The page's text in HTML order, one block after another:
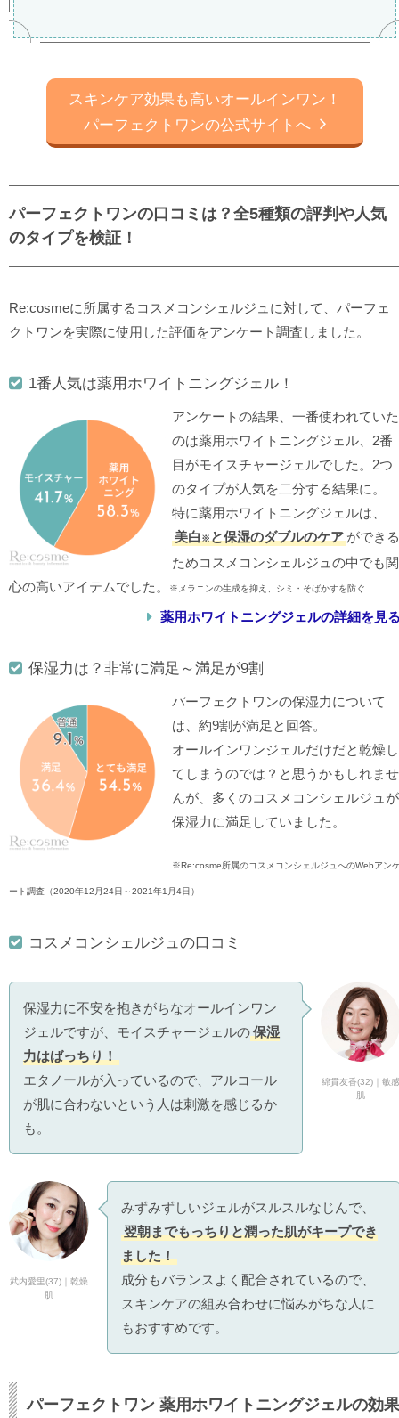
スキンケア効果も高いオールインワン！
パーフェクトワンの公式サイトへ
パーフェクトワンの口コミは？全5種類の評判や人気
のタイプを検証！
Re:cosmeに所属するコスメコンシェルジュに対して、パーフェ
クトワンを実際に使用した評価をアンケート調査しました。
1番人気は薬用ホワイトニングジェル！
アンケートの結果、一番使われていた
のは薬用ホワイトニングジェル、2番
目がモイスチャージェルでした。2つ
のタイプが人気を二分する結果に。
特に薬用ホワイトニングジェルは、
美白 ※ と保湿のダブルのケア ができる
ためコスメコンシェルジュの中でも関
心の高いアイテムでした。
※メラニンの生成を抑え、シミ・そばかすを防ぐ
薬用ホワイトニングジェルの詳細を見
保湿力は？非常に満足～満足が9割
パーフェクトワンの保湿力について
は、約9割が満足と回答。
オールインワンジェルだけだと乾燥し
てしまうのでは？と思うかもしれませ
んが、多くのコスメコンシェルジュが
保湿力に満足していました。
※Re:cosme所属のコスメコンシェルジュへのWebアン
ート調査（2020年12月24日～2021年1月4日）
コスメコンシェルジュの口コミ
綿貫友香(32)｜敏感
肌
保湿力に不安を抱きがちなオールインワン
ジェルですが、モイスチャージェルの保湿
力はばっちり！
エタノールが入っているので、アルコール
が肌に合わないという人は刺激を感じるか
も。
武内愛里(37)｜乾燥
肌
みずみずしいジェルがスルスルなじんで、
翌朝までもっちりと潤った肌がキープでき
ました！
成分もバランスよく配合されているので、
スキンケアの組み合わせに悩みがちな人に
もおすすめです。
パーフェクトワン 薬用ホワイトニングジェルの効果